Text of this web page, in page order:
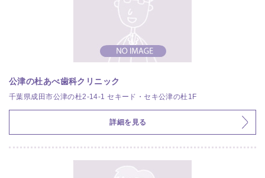
公津の杜あべ歯科クリニック
千葉県成田市公津の杜2-14-1 セキード・セキ公津の杜1F
詳細を見る